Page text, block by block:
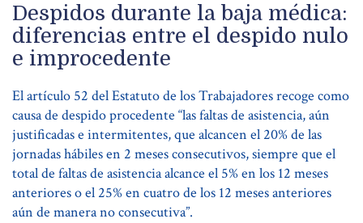
Despidos durante la baja médica:
diferencias entre el despido nulo
e improcedente
El artículo 52 del Estatuto de los Trabajadores recoge como
causa de despido procedente “las faltas de asistencia, aún
justificadas e intermitentes, que alcancen el 20% de las
jornadas hábiles en 2 meses consecutivos, siempre que el
total de faltas de asistencia alcance el 5% en los 12 meses
anteriores o el 25% en cuatro de los 12 meses anteriores
aún de manera no consecutiva”.